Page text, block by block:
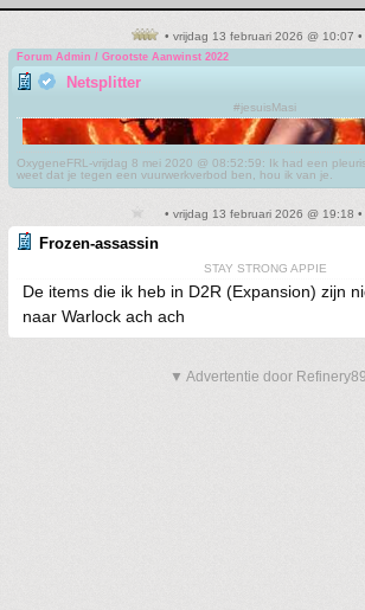
• vrijdag 13 februari 2026 @ 10:07 •
Forum Admin / Grootste Aanwinst 2022
Netsplitter
#jesuisMasi
OxygeneFRL-vrijdag 8 mei 2020 @ 08:52:59: Ik had een
weet dat je tegen een vuurwerkverbod ben, hou ik van je.
• vrijdag 13 februari 2026 @ 19:18 •
Frozen-assassin
STAY STRONG APPIE
De items die ik heb in D2R (Expansion) zijn
naar Warlock ach ach
▼ Advertentie door Refinery89